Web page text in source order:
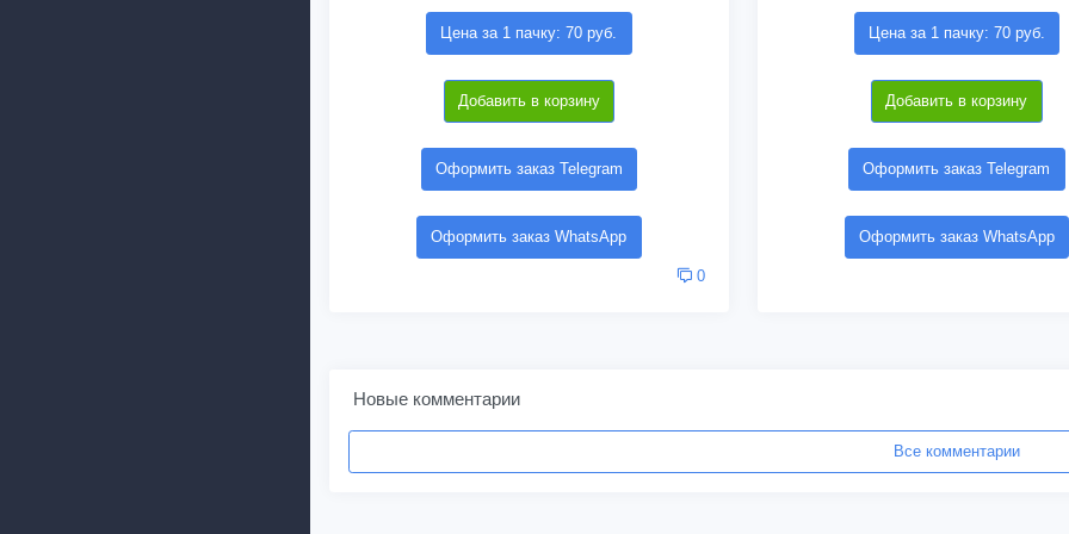
Цена за 1 пачку: 70 руб.
Добавить в корзину
Оформить заказ Telegram
Оформить заказ WhatsApp
0
Цена за 1 пачку: 70 руб.
Добавить в корзину
Оформить заказ Telegram
Оформить заказ WhatsApp
Новые комментарии
Все комментарии